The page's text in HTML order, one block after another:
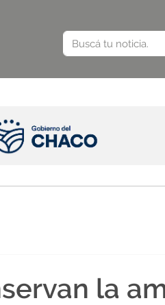
la